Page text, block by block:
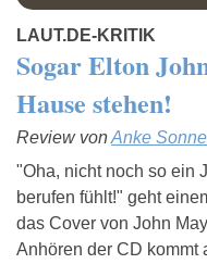
LAUT.DE-KRITIK
Sogar Elton
Hause stehen!
Review vonAnke
"Oha, nicht noch so ein
berufen fühlt!" geht
das Cover von John
Anhören der CD kommt